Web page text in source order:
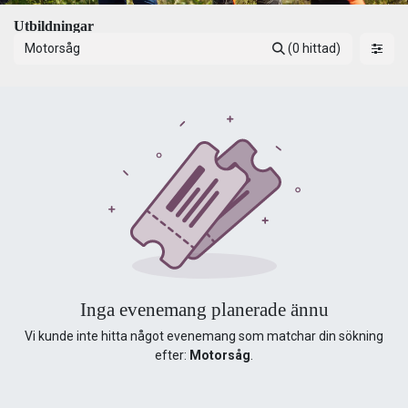
Utbildningar
(0 hittad)
Inga evenemang planerade ännu
Vi kunde inte hitta något evenemang som matchar din sökning
efter: Motorsåg